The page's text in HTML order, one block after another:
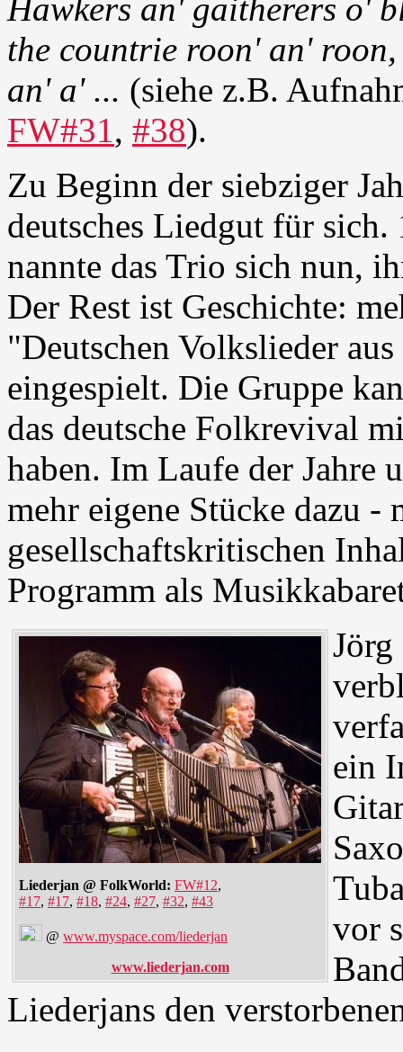
Hawkers an' gaitherers o'
the countrie roon' an' roon,
an' a' ... (siehe z.B.
FW#31, #38).
Zu Beginn der siebziger
deutsches Liedgut für
nannte das Trio sich nun,
Der Rest ist Geschichte:
"Deutschen Volkslieder
eingespielt. Die Gruppe
das deutsche Folkrevival
haben. Im Laufe der Jahre
mehr eigene Stücke dazu -
gesellschaftskritischen
Programm als
Liederjan @ FolkWorld: FW#12,
#17, #17, #18, #24, #27, #32, #43
@ www.myspace.com/liederjan
www.liederjan.com
Jörg
ein
vor
Liederjans den